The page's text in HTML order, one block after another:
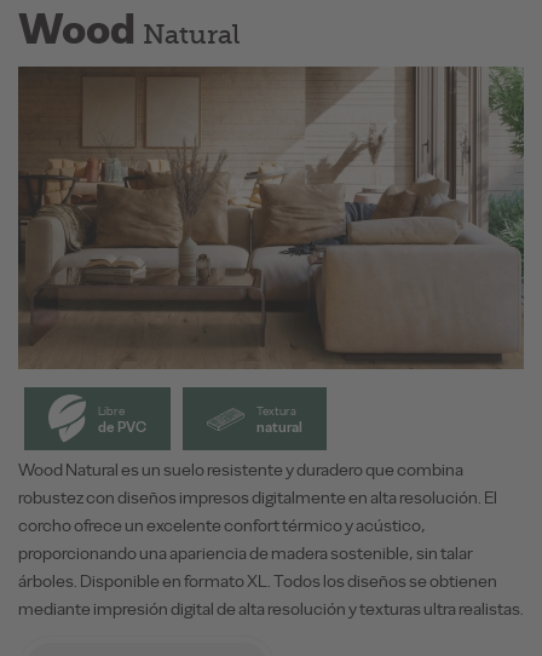
Wood Natural
Libre
de PVC
Textura
natural
Wood Natural es un suelo resistente y duradero que combina
robustez con diseños impresos digitalmente en alta resolución. El
corcho ofrece un excelente confort térmico y acústico,
proporcionando una apariencia de madera sostenible, sin talar
árboles. Disponible en formato XL. Todos los diseños se obtienen
mediante impresión digital de alta resolución y texturas ultra realistas.